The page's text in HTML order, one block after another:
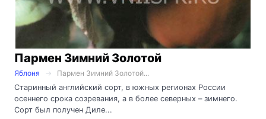
Пармен Зимний Золотой
Яблоня
Пармен Зимний Золотой...
Старинный английский сорт, в южных регионах России
осеннего срока созревания, а в более северных – зимнего.
Сорт был получен Диле...